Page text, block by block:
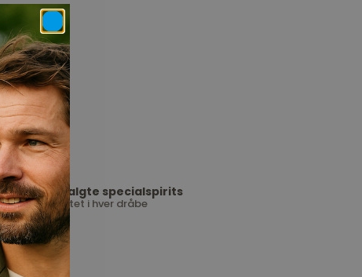
Udvalgte specialspirits
Kvalitet i hver dråbe